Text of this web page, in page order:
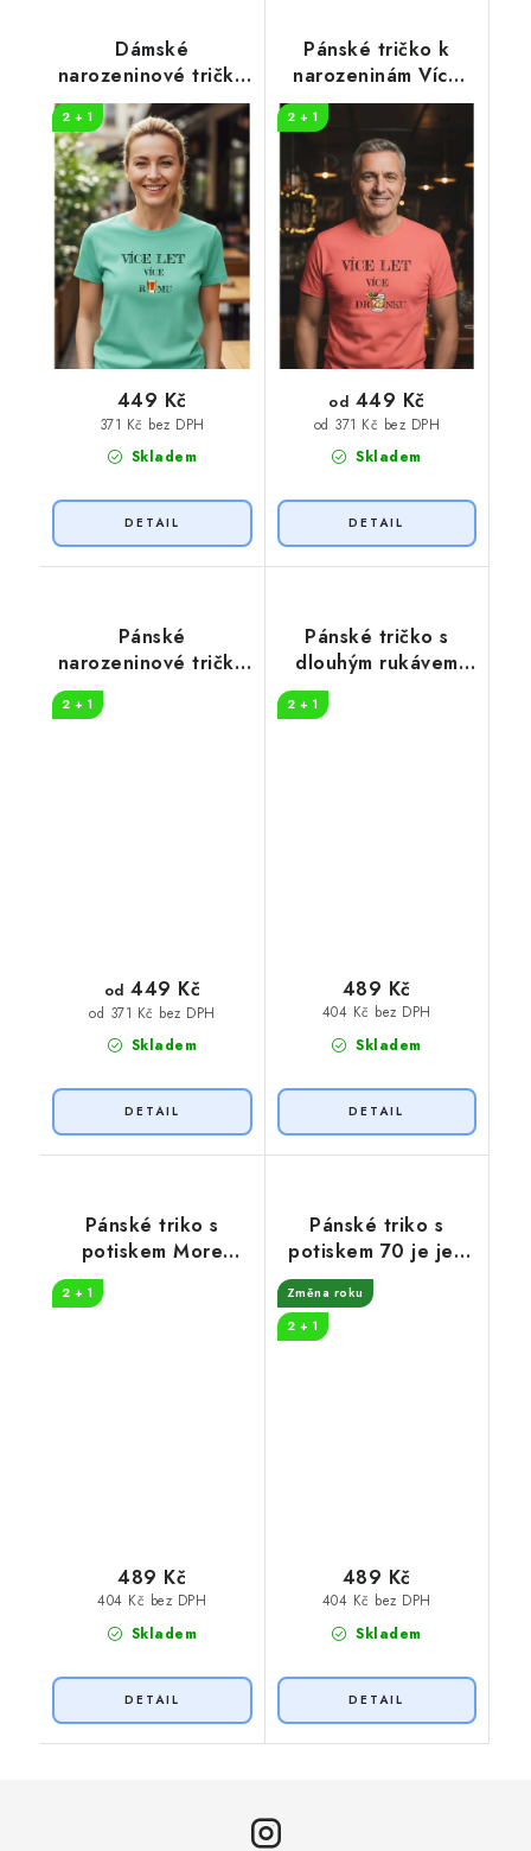
Dámské
narozeninové tričko
Více RUMU
2 + 1
Skladem
371 Kč bez DPH
449 Kč
Pánské tričko k
narozeninám Více
DRINKU
2 + 1
Skladem
od 371 Kč bez DPH
od 449 Kč
Pánské
narozeninové tričko
More beers
2 + 1
Skladem
od 371 Kč bez DPH
od 449 Kč
Pánské tričko s
dlouhým rukávem
Více drinku
2 + 1
Skladem
404 Kč bez DPH
489 Kč
Pánské triko s
potiskem More
2 + 1
Skladem
404 Kč bez DPH
489 Kč
Pánské triko s
potiskem 70 je jen
číslo
Změna roku
2 + 1
Skladem
404 Kč bez DPH
489 Kč